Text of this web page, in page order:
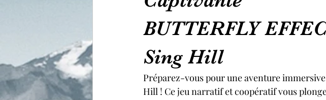
BUTTERFLY
Sing Hill
Préparez-vous pour une aventure
Hill ! Ce jeu narratif et coopératif vous